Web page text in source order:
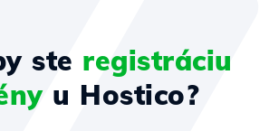
ste registráciu
u Hostico?